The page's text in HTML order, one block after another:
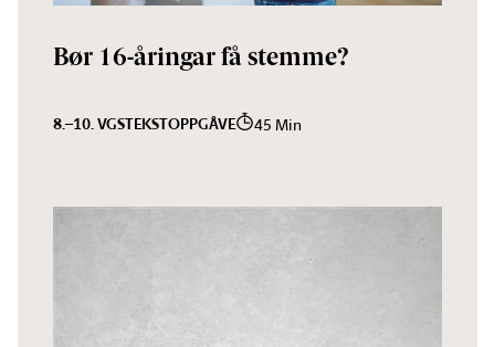
Bør 16-åringar få stemme?
8.–10. VGSTEKSTOPPGÅVE 45 Min